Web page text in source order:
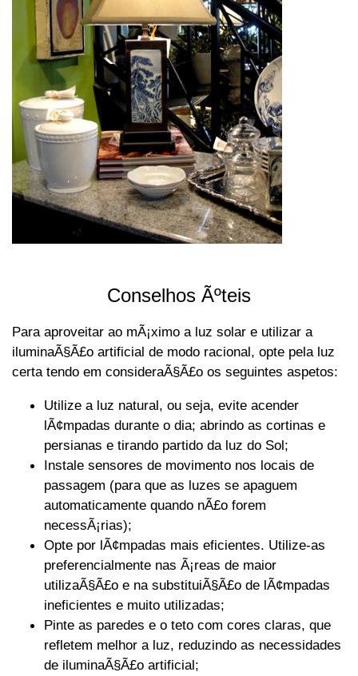
Conselhos Ãºteis
Para aproveitar ao mÃ¡ximo a luz solar e utilizar a
iluminaÃ§Ã£o artificial de modo racional, opte pela luz
certa tendo em consideraÃ§Ã£o os seguintes aspetos:
Utilize a luz natural, ou seja, evite acender
lÃ¢mpadas durante o dia; abrindo as cortinas e
persianas e tirando partido da luz do Sol;
Instale sensores de movimento nos locais de
passagem (para que as luzes se apaguem
automaticamente quando nÃ£o forem
necessÃ¡rias);
Opte por lÃ¢mpadas mais eficientes. Utilize-as
preferencialmente nas Ã¡reas de maior
utilizaÃ§Ã£o e na substituiÃ§Ã£o de lÃ¢mpadas
ineficientes e muito utilizadas;
Pinte as paredes e o teto com cores claras, que
refletem melhor a luz, reduzindo as necessidades
de iluminaÃ§Ã£o artificial;